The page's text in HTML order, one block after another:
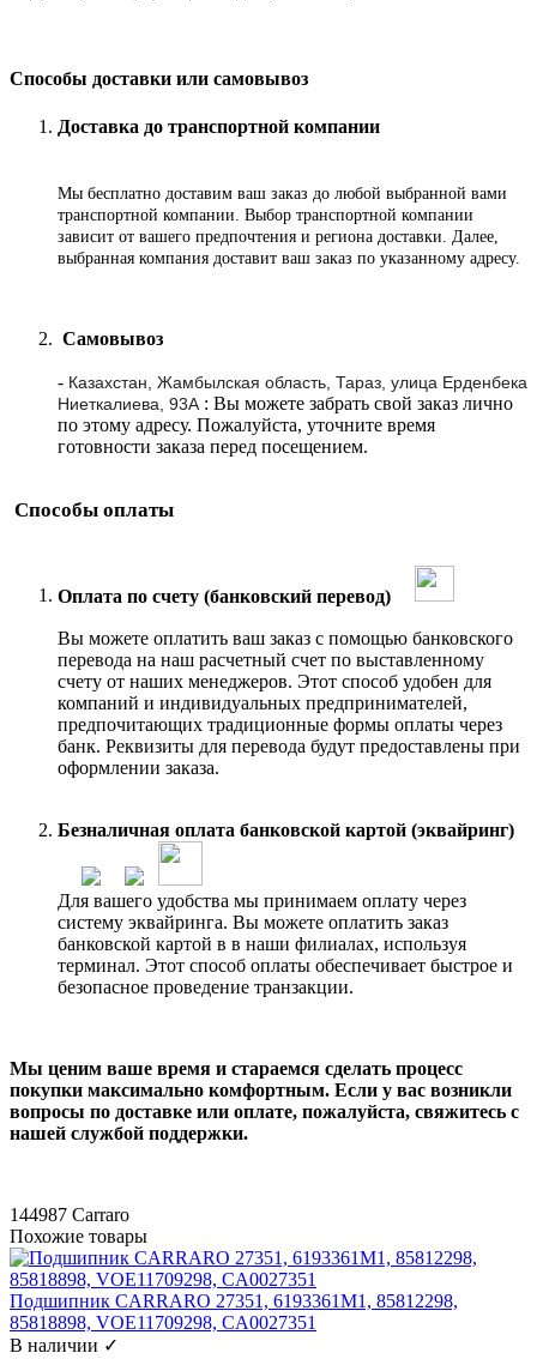
Способы доставки или самовывоз
Доставка до транспортной компании
Мы бесплатно доставим ваш заказ до любой выбранной вами
транспортной компании. Выбор транспортной компании
зависит от вашего предпочтения и региона доставки. Далее,
выбранная компания доставит ваш заказ по указанному адресу.
Самовывоз
- Казахстан, Жамбылская область, Тараз, улица Ерденбека
Ниеткалиева, 93А : Вы можете забрать свой заказ лично
по этому адресу. Пожалуйста, уточните время
готовности заказа перед посещением.
Способы оплаты
Оплата по счету (банковский перевод)
Вы можете оплатить ваш заказ с помощью банковского
перевода на наш расчетный счет по выставленному
счету от наших менеджеров. Этот способ удобен для
компаний и индивидуальных предпринимателей,
предпочитающих традиционные формы оплаты через
банк. Реквизиты для перевода будут предоставлены при
оформлении заказа.
Безналичная оплата банковской картой (эквайринг)
Для вашего удобства мы принимаем оплату через
систему эквайринга. Вы можете оплатить заказ
банковской картой в в наши филиалах, используя
терминал. Этот способ оплаты обеспечивает быстрое и
безопасное проведение транзакции.
Мы ценим ваше время и стараемся сделать процесс
покупки максимально комфортным. Если у вас возникли
вопросы по доставке или оплате, пожалуйста, свяжитесь с
нашей службой поддержки.
144987 Carraro
Похожие товары
Подшипник CARRARO 27351, 6193361M1, 85812298,
85818898, VOE11709298, CA0027351
В наличии ✓